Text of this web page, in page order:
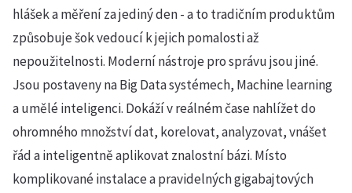
hlášek a měření za jediný den - a to tradičním produktům
způsobuje šok vedoucí k jejich pomalosti až
nepoužitelnosti. Moderní nástroje pro správu jsou jiné.
Jsou postaveny na Big Data systémech, Machine learning
a umělé inteligenci. Dokáží v reálném čase nahlížet do
ohromného množství dat, korelovat, analyzovat, vnášet
řád a inteligentně aplikovat znalostní bázi. Místo
komplikované instalace a pravidelných gigabajtových